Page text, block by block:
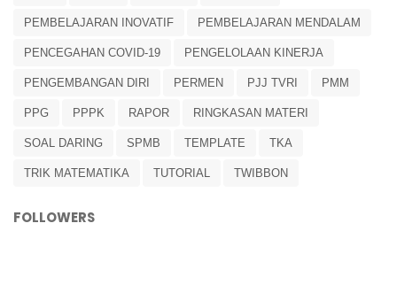
PEMBELAJARAN INOVATIF PEMBELAJARAN MENDALAM
PENCEGAHAN COVID-19 PENGELOLAAN KINERJA
PENGEMBANGAN DIRI PERMEN PJJ TVRI PMM
PPG PPPK RAPOR RINGKASAN MATERI
SOAL DARING SPMB TEMPLATE TKA
TRIK MATEMATIKA TUTORIAL TWIBBON
FOLLOWERS